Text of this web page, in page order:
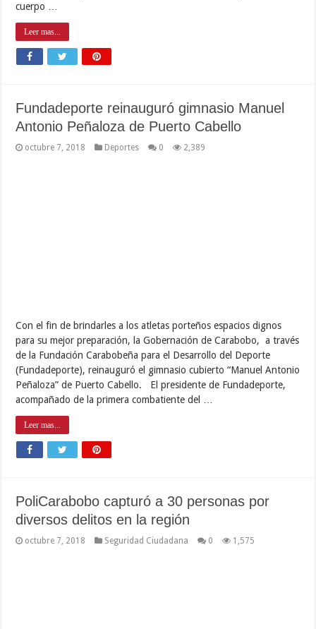
cuerpo …
Leer mas...
Fundadeporte reinauguró gimnasio Manuel
Antonio Peñaloza de Puerto Cabello
octubre 7, 2018 Deportes 0 2,389
Con el fin de brindarles a los atletas porteños espacios dignos
para su mejor preparación, la Gobernación de Carabobo, a través
de la Fundación Carabobeña para el Desarrollo del Deporte
(Fundadeporte), reinauguró el gimnasio cubierto “Manuel Antonio
Peñaloza” de Puerto Cabello. El presidente de Fundadeporte,
acompañado de la primera combatiente del …
Leer mas...
PoliCarabobo capturó a 30 personas por
diversos delitos en la región
octubre 7, 2018 Seguridad Ciudadana 0 1,575